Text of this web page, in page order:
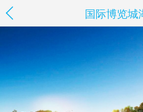
国际博览城